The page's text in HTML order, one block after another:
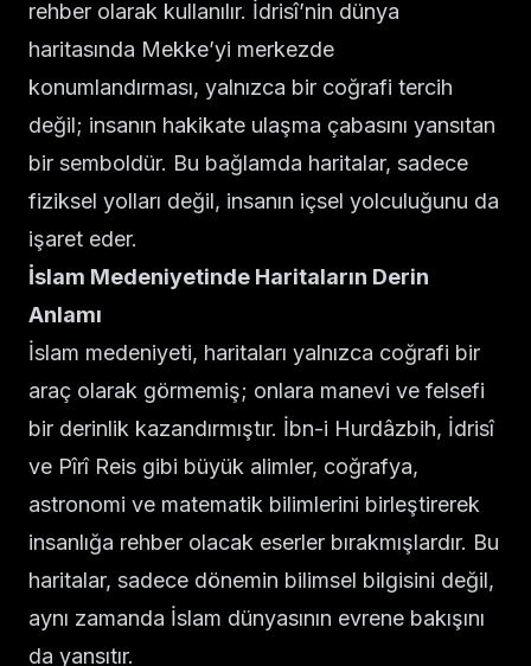
rehber olarak kullanılır. İdrisî’nin dünya
haritasında Mekke’yi merkezde
konumlandırması, yalnızca bir coğrafi tercih
değil; insanın hakikate ulaşma çabasını yansıtan
bir semboldür. Bu bağlamda haritalar, sadece
fiziksel yolları değil, insanın içsel yolculuğunu da
işaret eder.
İslam Medeniyetinde Haritaların Derin
Anlamı
İslam medeniyeti, haritaları yalnızca coğrafi bir
araç olarak görmemiş; onlara manevi ve felsefi
bir derinlik kazandırmıştır. İbn-i Hurdâzbih, İdrisî
ve Pîrî Reis gibi büyük alimler, coğrafya,
astronomi ve matematik bilimlerini birleştirerek
insanlığa rehber olacak eserler bırakmışlardır. Bu
haritalar, sadece dönemin bilimsel bilgisini değil,
aynı zamanda İslam dünyasının evrene bakışını
da yansıtır.